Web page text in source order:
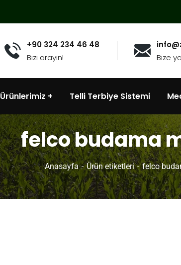
+90 324 234 46 48
Bizi arayın!
Bize
Ürünlerimiz Telli Terbiye Sistemi
felco budama
Anasayfa Ürün etiketleri felco